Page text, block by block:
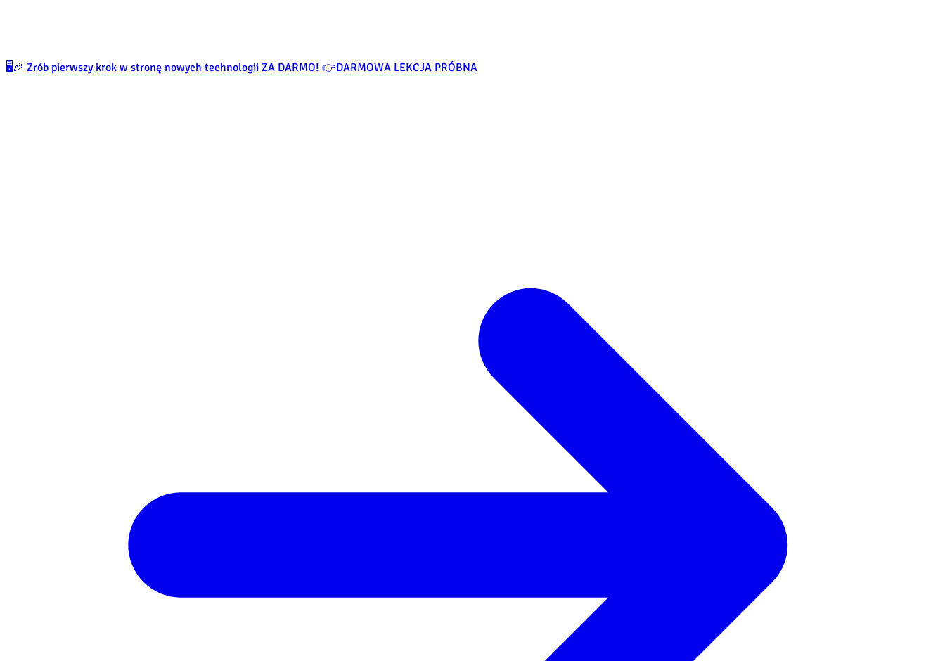
🖥️🎉 Zrób pierwszy krok w stronę nowych technologii ZA DARMO! 👉DARMOWA LEKCJA PRÓBNA